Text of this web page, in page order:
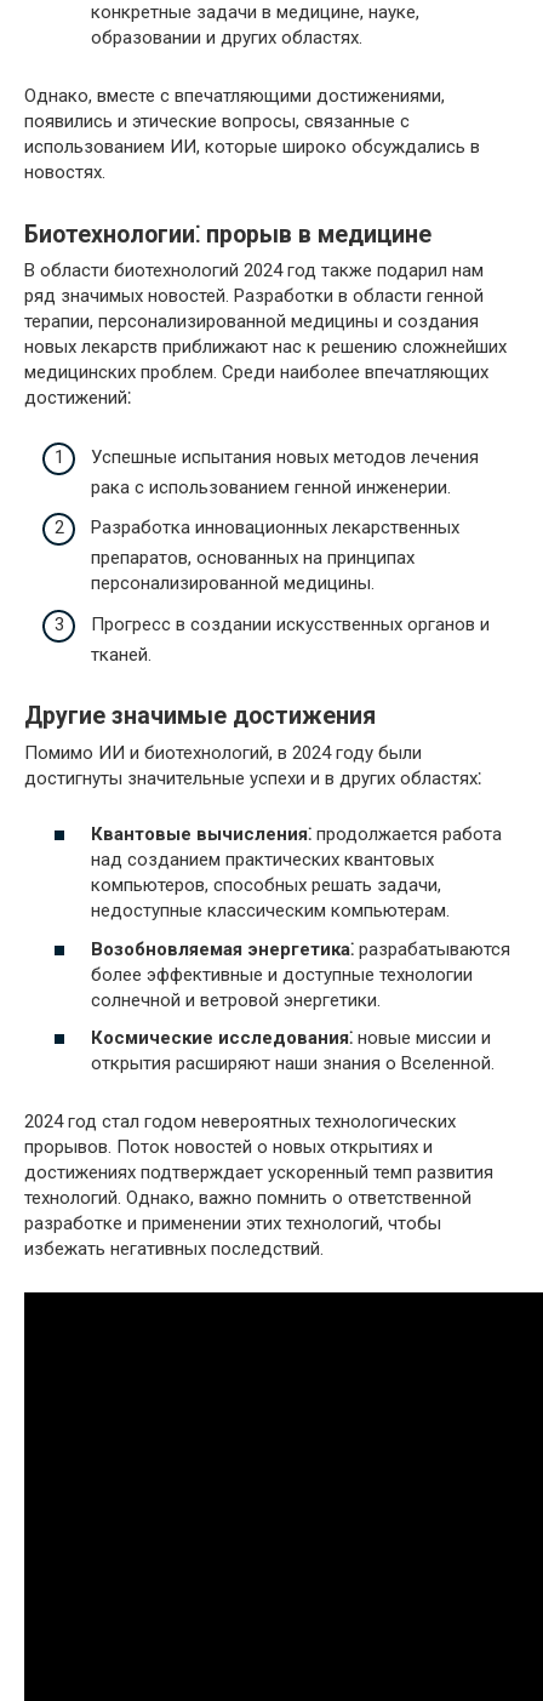
конкретные задачи в медицине, науке,
образовании и других областях.
Однако, вместе с впечатляющими достижениями,
появились и этические вопросы, связанные с
использованием ИИ, которые широко обсуждались в
новостях.
Биотехнологии⁚ прорыв в медицине
В области биотехнологий 2024 год также подарил нам
ряд значимых новостей. Разработки в области генной
терапии, персонализированной медицины и создания
новых лекарств приближают нас к решению сложнейших
медицинских проблем. Среди наиболее впечатляющих
достижений⁚
Успешные испытания новых методов лечения
рака с использованием генной инженерии.
Разработка инновационных лекарственных
препаратов, основанных на принципах
персонализированной медицины.
Прогресс в создании искусственных органов и
тканей.
Другие значимые достижения
Помимо ИИ и биотехнологий, в 2024 году были
достигнуты значительные успехи и в других областях⁚
Квантовые вычисления⁚ продолжается работа
над созданием практических квантовых
компьютеров, способных решать задачи,
недоступные классическим компьютерам.
Возобновляемая энергетика⁚ разрабатываются
более эффективные и доступные технологии
солнечной и ветровой энергетики.
Космические исследования⁚ новые миссии и
открытия расширяют наши знания о Вселенной.
2024 год стал годом невероятных технологических
прорывов. Поток новостей о новых открытиях и
достижениях подтверждает ускоренный темп развития
технологий. Однако, важно помнить о ответственной
разработке и применении этих технологий, чтобы
избежать негативных последствий.